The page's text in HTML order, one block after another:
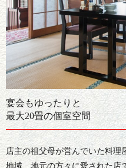
宴会もゆったりと
最大20畳の個室空間
店主の祖父母が営んでいた料理
地域、地元の方々に愛された店